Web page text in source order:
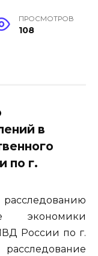
ПРОСМОТРОВ
108
в
по г.
экономики
России по г.